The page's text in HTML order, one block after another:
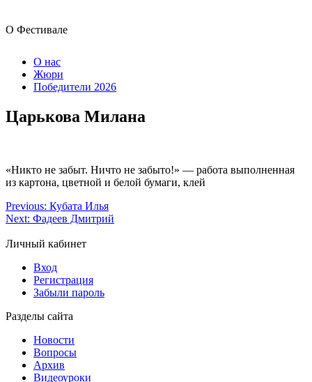
О Фестивале
О нас
Жюри
Победители 2026
Царькова Милана
«Никто не забыт. Ничто не забыто!» — работа выполненная
из картона, цветной и белой бумаги, клей
Previous: Кубата Илья
Next: Фадеев Дмитрий
Личный кабинет
Вход
Регистрация
Забыли пароль
Разделы сайта
Новости
Вопросы
Архив
Видеоуроки